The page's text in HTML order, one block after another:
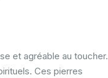
et agréable au toucher.
Ces pierres